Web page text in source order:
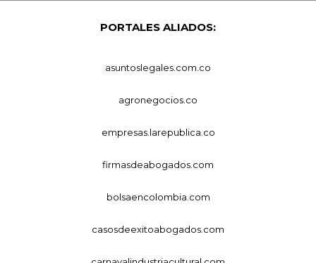
PORTALES ALIADOS:
asuntoslegales.com.co
agronegocios.co
empresas.larepublica.co
firmasdeabogados.com
bolsaencolombia.com
casosdeexitoabogados.com